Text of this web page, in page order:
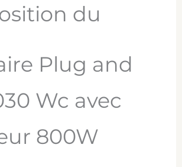
du
Plug and
Wc avec
800W